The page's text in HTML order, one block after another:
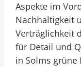
Aspekte im
Nachhaltigkeit
Verträglichkeit
für Detail und
in Solms grüne